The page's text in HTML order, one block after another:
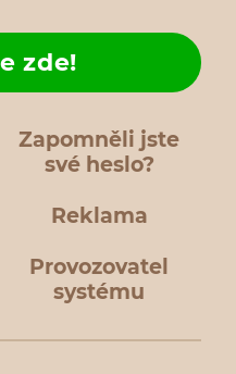
Zapomněli jste
své heslo?
zde!
Reklama
Provozovatel
systému